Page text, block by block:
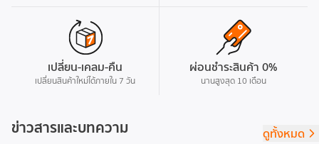
เปลี่ยน-เคลม-คืน
เปลี่ยนสินค้าใหม่ได้ภายใน 7 วัน
ผ่อนชำระสินค้า 0%
นานสูงสุด 10 เดือน
ข่าวสารและบทความ ดูทั้งหมด